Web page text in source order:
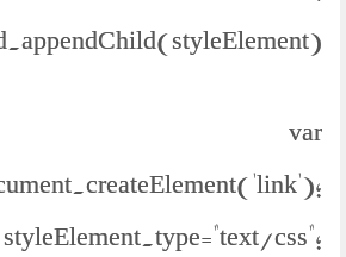
var
styleElement.type="text/css";